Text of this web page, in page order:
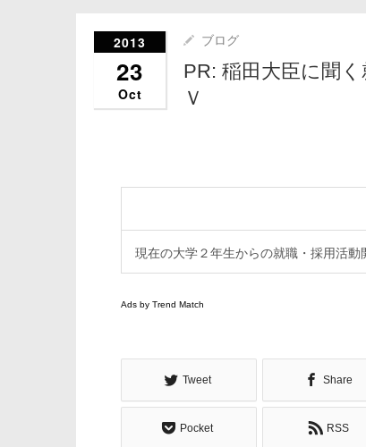
2013
23
Oct
ブログ
PR: 稲田大臣に聞
Ｖ
現在の大学２年生からの就職・採用活動
Ads by Trend Match
Tweet Share
Pocket RSS